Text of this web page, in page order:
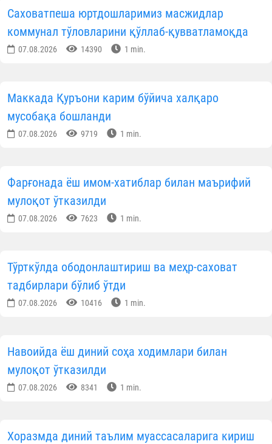
Саховатпеша юртдошларимиз масжидлар
коммунал тўловларини қўллаб-қувватламоқда
07.08.2026 14390 1 min.
Маккада Қуръони карим бўйича халқаро
мусобақа бошланди
07.08.2026 9719 1 min.
Фарғонада ёш имом-хатиблар билан маърифий
мулоқот ўтказилди
07.08.2026 7623 1 min.
Тўрткўлда ободонлаштириш ва меҳр-саховат
тадбирлари бўлиб ўтди
07.08.2026 10416 1 min.
Навоийда ёш диний соҳа ходимлари билан
мулоқот ўтказилди
07.08.2026 8341 1 min.
Хоразмда диний таълим муассасаларига кириш